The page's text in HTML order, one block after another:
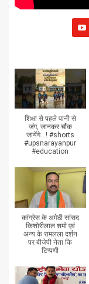
शिक्षा से पहले पानी से
जंग, जानकर चौंक
जायेंगे...! #shorts
#upsnarayanpur
#education
कांग्रेस के अमेठी सांसद
किशोरीलाल शर्मा एवं
अन्य के रामलला दर्शन
पर बीजेपी नेता कि
टिप्पणी